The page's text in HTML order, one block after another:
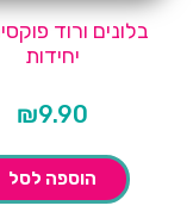
יחידות
₪9.90
הוספה לסל